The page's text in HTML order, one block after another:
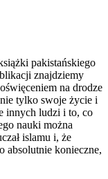
pakistańskiego
znajdziemy
na drodze
tylko swoje życie i
innych ludzi i to, co
nauki można
islamu i, że
absolutnie konieczne,